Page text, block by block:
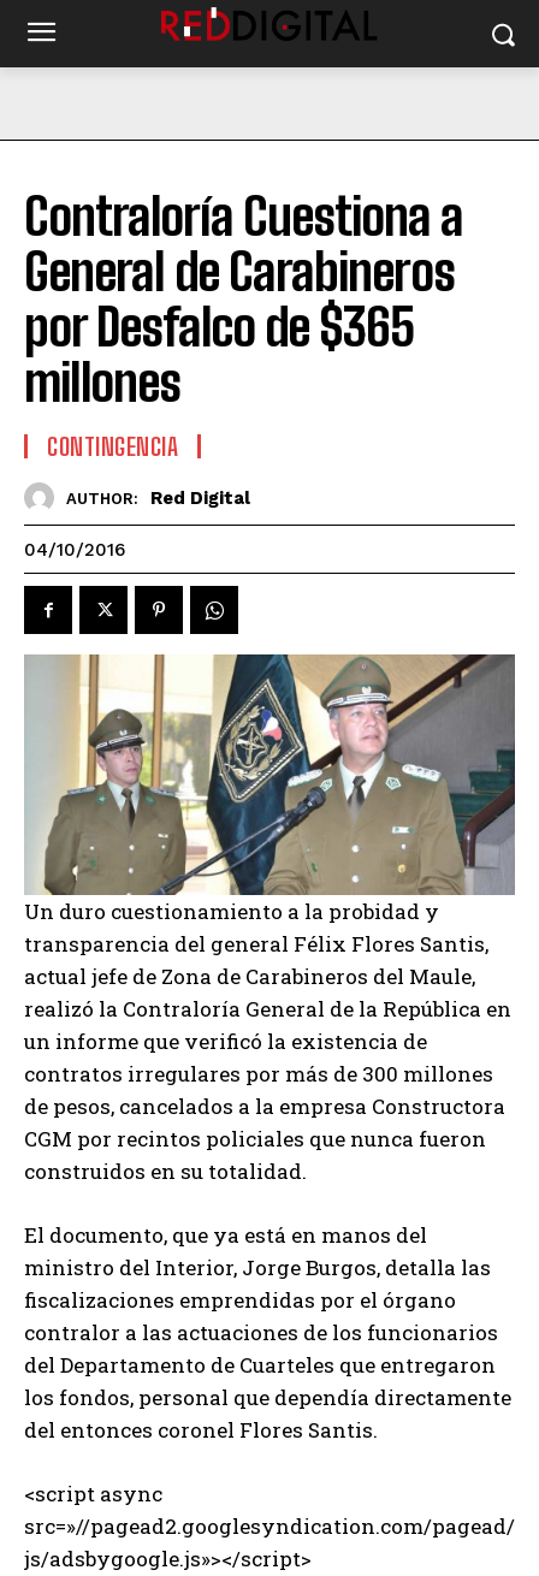
Contraloría Cuestiona a
General de Carabineros
por Desfalco de $365
millones
CONTINGENCIA
AUTHOR: Red Digital
04/10/2016
Un duro cuestionamiento a la probidad y
transparencia del general Félix Flores Santis,
actual jefe de Zona de Carabineros del Maule,
realizó la Contraloría General de la República en
un informe que verificó la existencia de
contratos irregulares por más de 300 millones
de pesos, cancelados a la empresa Constructora
CGM por recintos policiales que nunca fueron
construidos en su totalidad.
El documento, que ya está en manos del
ministro del Interior, Jorge Burgos, detalla las
fiscalizaciones emprendidas por el órgano
contralor a las actuaciones de los funcionarios
del Departamento de Cuarteles que entregaron
los fondos, personal que dependía directamente
del entonces coronel Flores Santis.
<script async
src=»//pagead2.googlesyndication.com/pagead/
js/adsbygoogle.js»></script>